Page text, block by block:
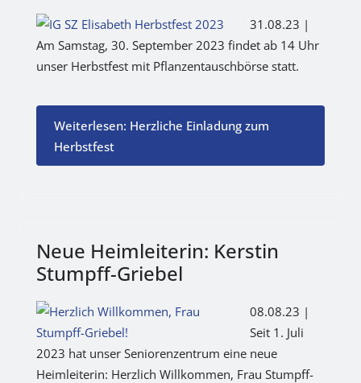
31.08.23 |
Am Samstag, 30. September 2023 findet ab 14 Uhr
unser Herbstfest mit Pflanzentauschbörse statt.
Weiterlesen: Herzliche Einladung zum
Herbstfest
Neue Heimleiterin: Kerstin
Stumpff-Griebel
08.08.23 |
Seit 1. Juli
2023 hat unser Seniorenzentrum eine neue
Heimleiterin: Herzlich Willkommen, Frau Stumpff-